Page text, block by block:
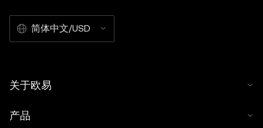
简体中文/USD
关于欧易
产品